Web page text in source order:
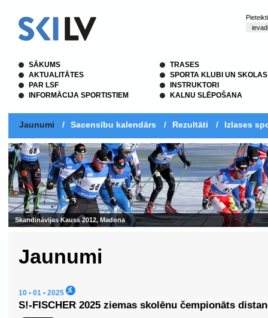
SĀKUMS
AKTUALITĀTES
PAR LSF
INFORMĀCIJA SPORTISTIEM
TRASES
SPORTA KLUBI UN SKOLAS
INSTRUKTORI
KALNU SLĒPOŠANA
Jaunumi / Sacensību kalendārs / Rezultāti / Izlases
Jaunumi
10 • 01 • 2025
S!-FISCHER 2025 ziemas skolēnu čempionāts